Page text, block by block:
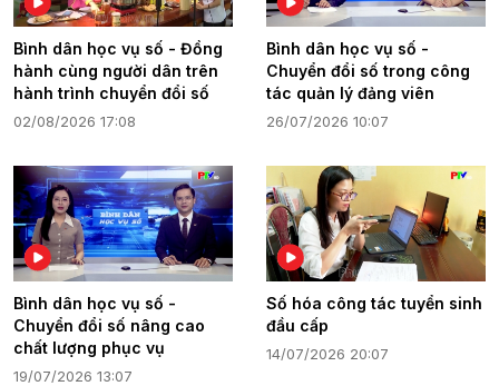
Bình dân học vụ số - Đồng
hành cùng người dân trên
hành trình chuyển đổi số
02/08/2026 17:08
Bình dân học vụ số -
Chuyển đổi số trong công
tác quản lý đảng viên
26/07/2026 10:07
Bình dân học vụ số -
Chuyển đổi số nâng cao
chất lượng phục vụ
19/07/2026 13:07
Số hóa công tác tuyển sinh
đầu cấp
14/07/2026 20:07